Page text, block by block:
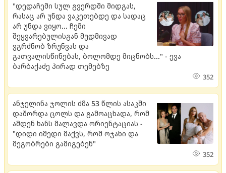
"დედაჩემი სულ გვერდში მიდგას,
რასაც არ უნდა ვაკეთებდე და სადაც
არ უნდა ვიყო... ჩემი
შეყვარებულისგან მუდმივად
ვგრძნობ ზრუნვას და
გათვალისწინებას, ბოლომდე მიცნობს..." - ევა
ბარბაქაძე პირად თემებზე
352
ანჯელინა ჯოლის ძმა 53 წლის ასაკში
დაშორდა ცოლს და გამოაცხადა, რომ
ამდენ ხანს მალავდა ორიენტაციას -
"დიდი იმედი მაქვს, რომ ოჯახი და
მეგობრები გამიგებენ"
352